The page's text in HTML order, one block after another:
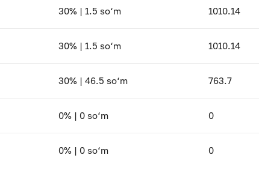
30% | 1.5 so‘m 1010.14
30% | 1.5 so‘m 1010.14
30% | 46.5 so‘m 763.7
0% | 0 so‘m 0
0% | 0 so‘m 0